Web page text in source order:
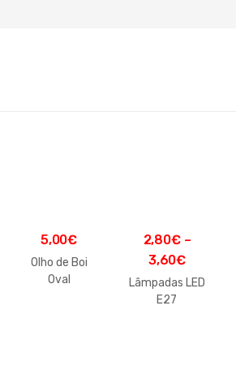
5,00€
Olho de Boi
Oval
2,80€–
3,60€
Lâmpadas LED
E27